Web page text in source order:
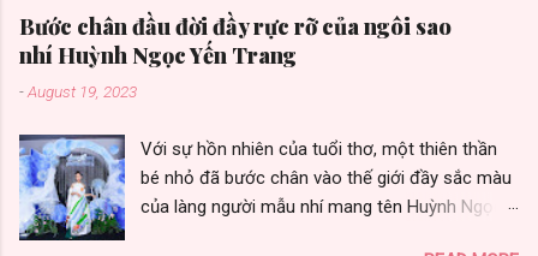
dạng trong từng thiết kế. Là sự lựa chọn của
nhiều khách hàng, nữ doanh nhân thành đạt,
những fashionista cùng nhiều người đẹp có sức
hiện nay thương hiệu còn đang sử dụng phương
pháp kinh doanh online và nhượng quyền
thương hiệu với hệ thống của hàng tại các tỉnh
Bước chân đầu đời đầy rực rỡ của ngôi sao
nhí Huỳnh Ngọc Yến Trang
-August 19, 2023
Với sự hồn nhiên của tuổi thơ, một thiên thần
bé nhỏ đã bước chân vào thế giới đầy sắc màu
của làng người mẫu nhí mang tên Huỳnh Ngọc